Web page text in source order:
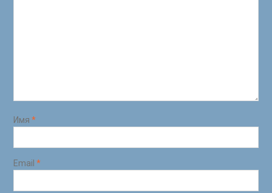
Имя *
Email *